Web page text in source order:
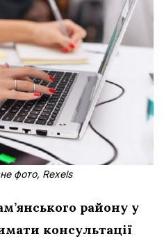
фото, Rexels
району у
консультації